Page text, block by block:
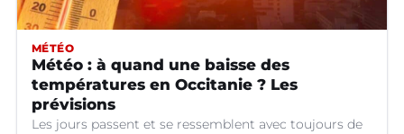
MÉTÉO
Météo : à quand une baisse des
températures en Occitanie ? Les
prévisions
Les jours passent et se ressemblent avec toujours de